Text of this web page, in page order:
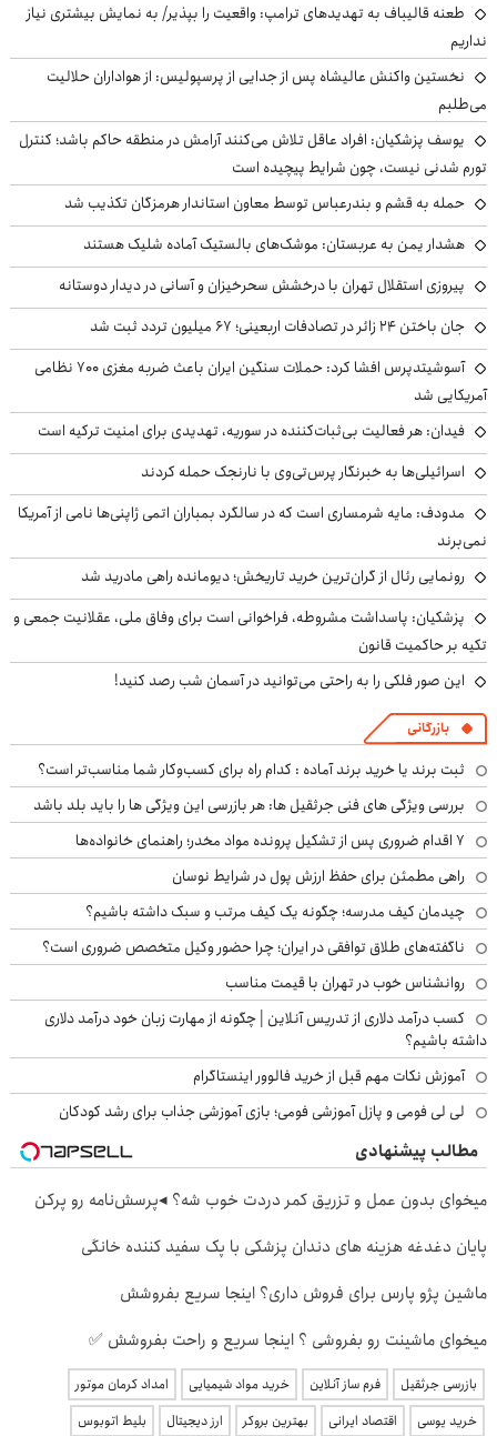
طعنه قالیباف به تهدیدهای ترامپ: واقعیت را بپذیر/ به نمایش بیشتری نیاز
نداریم
نخستین واکنش عالیشاه پس از جدایی از پرسپولیس: از هواداران حلالیت
می‌طلبم
یوسف پزشکیان: افراد عاقل تلاش می‌کنند آرامش در منطقه حاکم باشد؛ کنترل
تورم شدنی نیست، چون شرایط پیچیده است
حمله به قشم و بندرعباس توسط معاون استاندار هرمزگان تکذیب شد
هشدار یمن به عربستان: موشک‌های بالستیک آماده شلیک هستند
پیروزی استقلال تهران با درخشش سحرخیزان و آسانی در دیدار دوستانه
جان باختن ۲۴ زائر در تصادفات اربعینی؛ ۶۷ میلیون تردد ثبت شد
آسوشیتدپرس افشا کرد: حملات سنگین ایران باعث ضربه مغزی ۷۰۰ نظامی
آمریکایی شد
فیدان: هر فعالیت بی‌ثبات‌کننده در سوریه، تهدیدی برای امنیت ترکیه است
اسرائیلی‌ها به خبرنگار پرس‌تی‌وی با نارنجک حمله کردند
مدودف: مایه شرمساری است که در سالگرد بمباران اتمی ژاپنی‌ها نامی از آمریکا
نمی‌برند
رونمایی رئال از گران‌ترین خرید تاریخش؛ دیومانده راهی مادرید شد
پزشکیان: پاسداشت مشروطه، فراخوانی است برای وفاق ملی، عقلانیت جمعی و
تکیه بر حاکمیت قانون
این صور فلکی را به راحتی می‌توانید در آسمان شب رصد کنید!
بازرگانی
ثبت برند یا خرید برند آماده : کدام راه برای کسب‌وکار شما مناسب‌تر است؟
بررسی ویژگی های فنی جرثقیل ها: هر بازرسی این ویژگی ها را باید بلد باشد
۷ اقدام ضروری پس از تشکیل پرونده مواد مخدر؛ راهنمای خانواده‌ها
راهی مطمئن برای حفظ ارزش پول در شرایط نوسان
چیدمان کیف مدرسه؛ چگونه یک کیف مرتب و سبک داشته باشیم؟
ناگفته‌های طلاق توافقی در ایران؛ چرا حضور وکیل متخصص ضروری است؟
روانشناس خوب در تهران با قیمت مناسب
کسب درآمد دلاری از تدریس آنلاین | چگونه از مهارت زبان خود درآمد دلاری
داشته باشیم؟
آموزش نکات مهم قبل از خرید فالوور اینستاگرام
لی لی فومی و پازل آموزشی فومی؛ بازی آموزشی جذاب برای رشد کودکان
مطالب پیشنهادی
میخوای بدون عمل و تزریق کمر دردت خوب شه؟ ◂پرسش‌نامه رو پرکن
پایان دغدغه هزینه های دندان پزشکی با پک سفید کننده خانگی
ماشین پژو پارس برای فروش داری؟ اینجا سریع بفروشش
میخوای ماشینت رو بفروشی ؟ اینجا سریع و راحت بفروشش ✅
بازرسی جرثقیل فرم ساز آنلاین خرید مواد شیمیایی
امداد کرمان موتور
خرید یوسی
اقتصاد ایرانی بهترین بروکر ارز دیجیتال بلیط اتوبوس